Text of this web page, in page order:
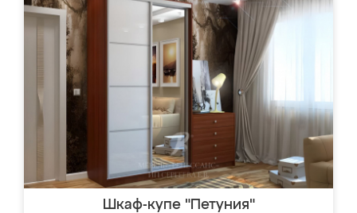
Шкаф-купе "Петуния"